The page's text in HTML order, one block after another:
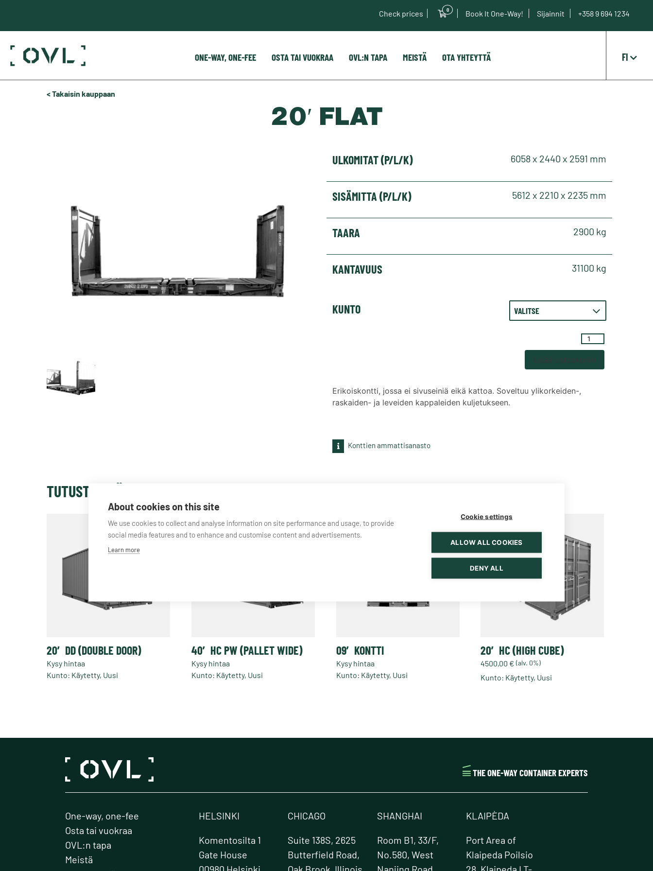
Check prices 0 Book It One-Way! Sijainnit +358 9 694 1234
ONE-WAY, ONE-FEE OSTA TAI VUOKRAA OVL:N TAPA MEISTÄ OTA YHTEYTTÄ FI
< Takaisin kauppaan
20′ FLAT
ULKOMITAT (P/L/K) 6058 x 2440 x 2591 mm
SISÄMITTA (P/L/K) 5612 x 2210 x 2235 mm
TAARA 2900 kg
KANTAVUUS 31100 kg
KUNTO
20'
FLAT
määrä
Lisää ostoskoriin
Erikoiskontti, jossa ei sivuseiniä eikä kattoa. Soveltuu ylikorkeiden-,
raskaiden- ja leveiden kappaleiden kuljetukseen.
Konttien ammattisanasto
TUTUSTU MYÖS
20′ DD (DOUBLE DOOR)
Kysy hintaa
Kunto: Käytetty, Uusi
40′ HC PW (PALLET WIDE)
Kysy hintaa
Kunto: Käytetty, Uusi
09′ KONTTI
Kysy hintaa
Kunto: Käytetty, Uusi
20′ HC (HIGH CUBE)
4500,00 € (alv. 0%)
Kunto: Käytetty, Uusi
muunnelma.
valinnat
sivulla.
THE ONE-WAY CONTAINER EXPERTS
One-way, one-fee
Osta tai vuokraa
OVL:n tapa
Meistä
HELSINKI
Komentosilta 1
Gate House
CHICAGO
Suite 138S, 2625
Butterfield Road,
SHANGHAI
Room B1, 33/F,
No.580, West
KLAIPÈDA
Port Area of
Klaipeda Poilsio
About cookies on this site
We use cookies to collect and analyse information on site performance and usage, to provide
social media features and to enhance and customise content and advertisements.
Learn more
Cookie settings
ALLOW ALL COOKIES
DENY ALL